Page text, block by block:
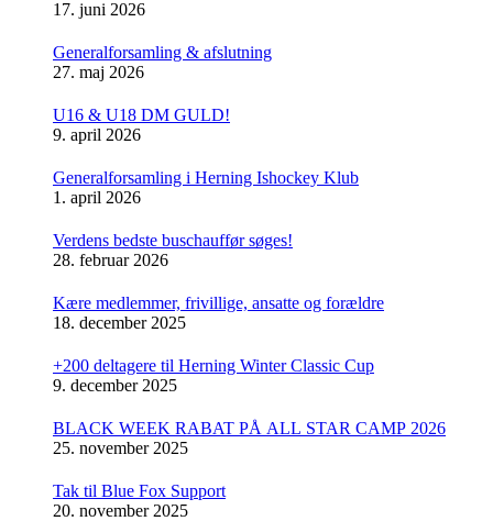
17. juni 2026
Generalforsamling & afslutning
27. maj 2026
U16 & U18 DM GULD!
9. april 2026
Generalforsamling i Herning Ishockey Klub
1. april 2026
Verdens bedste buschauffør søges!
28. februar 2026
Kære medlemmer, frivillige, ansatte og forældre
18. december 2025
+200 deltagere til Herning Winter Classic Cup
9. december 2025
BLACK WEEK RABAT PÅ ALL STAR CAMP 2026
25. november 2025
Tak til Blue Fox Support
20. november 2025